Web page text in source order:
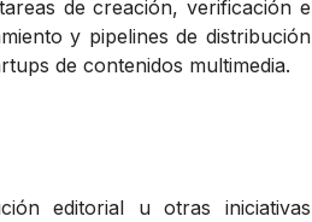
de creación, verificación e
y pipelines de distribución
de contenidos multimedia.
editorial u otras iniciativas